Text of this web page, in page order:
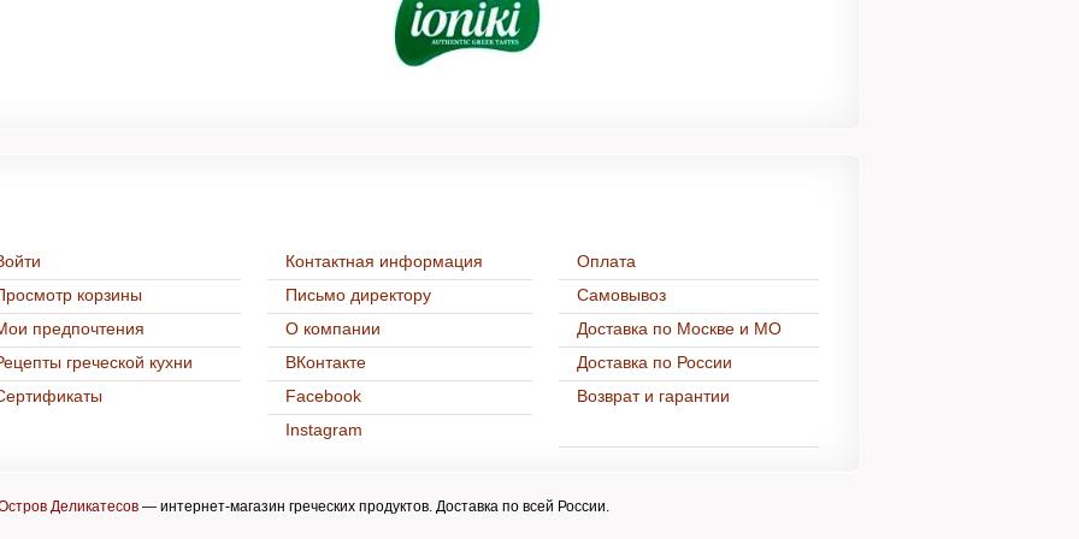
корзины
предпочтения
греческой кухни
Контактная информация
Письмо директору
О компании
ВКонтакте
Facebook
Instagram
Оплата
Самовывоз
Доставка по Москве и МО
Доставка по России
Возврат и гарантии
Деликатесов — интернет-магазин греческих продуктов. Доставка по всей России.